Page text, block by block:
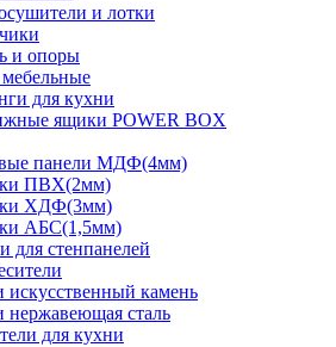
и лотки
и опоры
для кухни
ящики POWER BOX
панели МДФ(4мм)
ПВХ(2мм)
ХДФ(3мм)
АБС(1,5мм)
для стенпанелей
камень
сталь
для кухни